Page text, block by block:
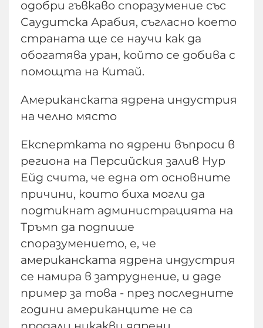
одобри гъвкаво споразумение със
Саудитска Арабия, съгласно което
страната ще се научи как да
обогатява уран, който се добива с
помощта на Китай.
Американската ядрена индустрия
на челно място
Експертката по ядрени въпроси в
региона на Персийския залив Нур
Ейд счита, че една от основните
причини, които биха могли да
подтикнат администрацията на
Тръмп да подпише
споразумението, е, че
американската ядрена индустрия
се намира в затруднение, и даде
пример за това - през последните
години американците не са